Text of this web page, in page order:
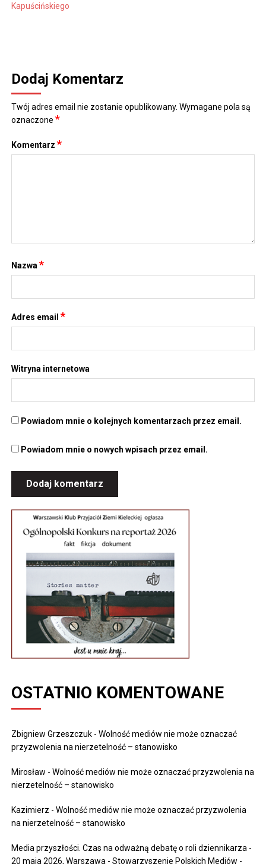
Kapuścińskiego
Dodaj Komentarz
Twój adres email nie zostanie opublikowany. Wymagane pola są
oznaczone*
Komentarz*
Nazwa*
Adres email*
Witryna internetowa
Powiadom mnie o kolejnych komentarzach przez email.
Powiadom mnie o nowych wpisach przez email.
OSTATNIO KOMENTOWANE
Zbigniew Grzeszczuk -Wolność mediów nie może oznaczać
przyzwolenia na nierzetelność – stanowisko
Mirosław -Wolność mediów nie może oznaczać przyzwolenia na
nierzetelność – stanowisko
Kazimierz -Wolność mediów nie może oznaczać przyzwolenia
na nierzetelność – stanowisko
Media przyszłości. Czas na odważną debatę o roli dziennikarza -
20 maja 2026, Warszawa - Stowarzyszenie Polskich Mediów -